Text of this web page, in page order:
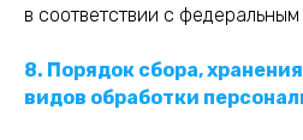
в соответствии с
8. Порядок сбора,
видов обработки